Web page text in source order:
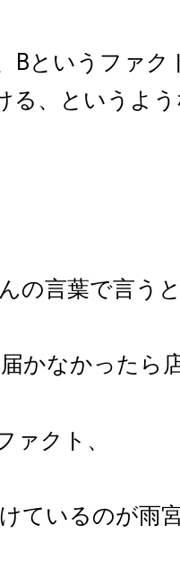
Bというファク
る、というよ
の言葉で言う
かなかったら
ァクト、
ているのが雨